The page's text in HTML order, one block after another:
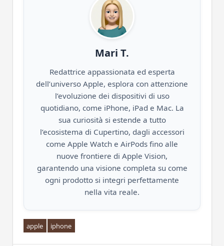
Mari T.
Redattrice appassionata ed esperta
dell’universo Apple, esplora con attenzione
l’evoluzione dei dispositivi di uso
quotidiano, come iPhone, iPad e Mac. La
sua curiosità si estende a tutto
l’ecosistema di Cupertino, dagli accessori
come Apple Watch e AirPods fino alle
nuove frontiere di Apple Vision,
garantendo una visione completa su come
ogni prodotto si integri perfettamente
nella vita reale.
apple iphone